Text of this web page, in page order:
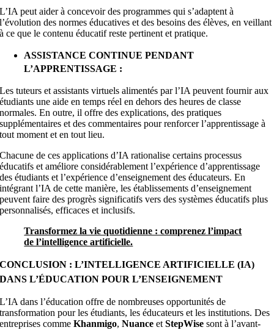
L’IA peut aider à concevoir des programmes qui s’adaptent à
l’évolution des normes éducatives et des besoins des élèves, en veillant
à ce que le contenu éducatif reste pertinent et pratique.
ASSISTANCE CONTINUE PENDANT
L’APPRENTISSAGE :
Les tuteurs et assistants virtuels alimentés par l’IA peuvent fournir aux
étudiants une aide en temps réel en dehors des heures de classe
normales. En outre, il offre des explications, des pratiques
supplémentaires et des commentaires pour renforcer l’apprentissage à
tout moment et en tout lieu.
Chacune de ces applications d’IA rationalise certains processus
éducatifs et améliore considérablement l’expérience d’apprentissage
des étudiants et l’expérience d’enseignement des éducateurs. En
intégrant l’IA de cette manière, les établissements d’enseignement
peuvent faire des progrès significatifs vers des systèmes éducatifs plus
personnalisés, efficaces et inclusifs.
Transformez la vie quotidienne : comprenez l’impact
de l’intelligence artificielle.
CONCLUSION : L’INTELLIGENCE ARTIFICIELLE (IA)
DANS L’ÉDUCATION POUR L’ENSEIGNEMENT
L’IA dans l’éducation offre de nombreuses opportunités de
transformation pour les étudiants, les éducateurs et les institutions. Des
entreprises commeKhanmigo,Nuance etStepWise sont à l’avant-